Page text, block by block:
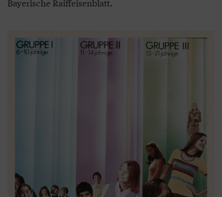
Bayerische Raiffeisenblatt.